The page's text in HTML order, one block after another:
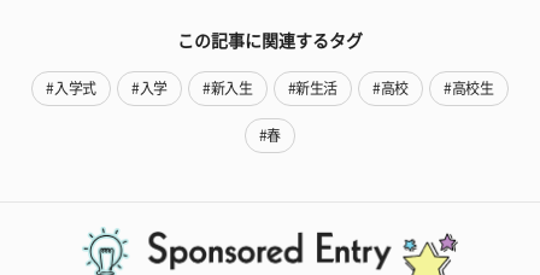
この記事に関連するタグ
#入学式 #入学 #新入生 #新生活 #高校 #高校生
#春